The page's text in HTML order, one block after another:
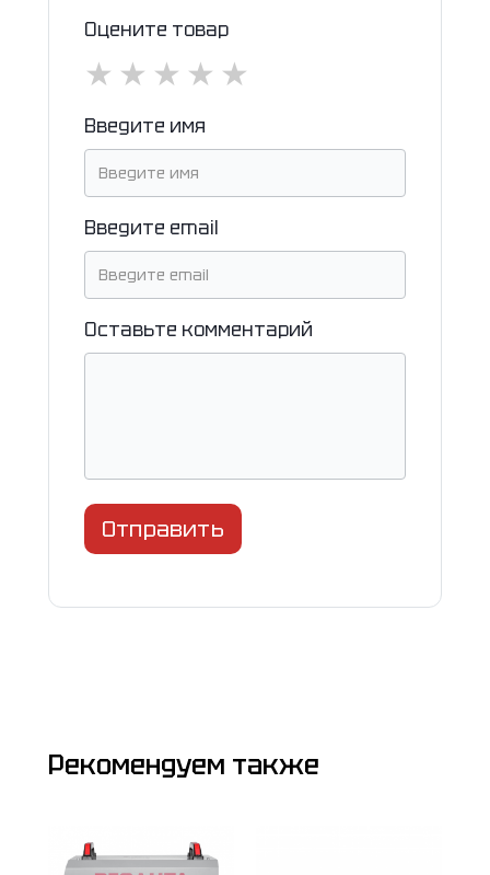
Оцените товар
★
★
★
★
★
Введите имя
Введите email
Оставьте комментарий
Отправить
Рекомендуем также